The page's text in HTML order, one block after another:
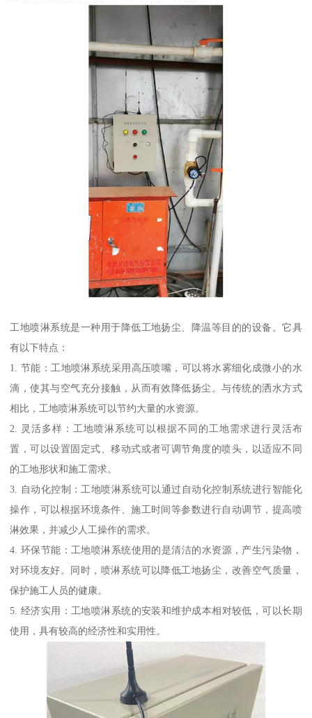
工地喷淋系统是一种用于降低工地扬尘、降温等目的的设备。它具
有以下特点：
1. 节能：工地喷淋系统采用高压喷嘴，可以将水雾细化成微小的水
滴，使其与空气充分接触，从而有效降低扬尘。与传统的洒水方式
相比，工地喷淋系统可以节约大量的水资源。
2. 灵活多样：工地喷淋系统可以根据不同的工地需求进行灵活布
置，可以设置固定式、移动式或者可调节角度的喷头，以适应不同
的工地形状和施工需求。
3. 自动化控制：工地喷淋系统可以通过自动化控制系统进行智能化
操作，可以根据环境条件、施工时间等参数进行自动调节，提高喷
淋效果，并减少人工操作的需求。
4. 环保节能：工地喷淋系统使用的是清洁的水资源，产生污染物，
对环境友好。同时，喷淋系统可以降低工地扬尘，改善空气质量，
保护施工人员的健康。
5. 经济实用：工地喷淋系统的安装和维护成本相对较低，可以长期
使用，具有较高的经济性和实用性。